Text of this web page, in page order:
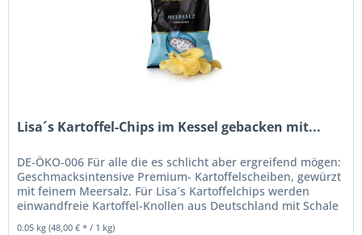
Lisa´s Kartoffel-Chips im Kessel gebacken mit...
DE-ÖKO-006 Für alle die es schlicht aber ergreifend mögen:
Geschmacksintensive Premium- Kartoffelscheiben, gewürzt
mit feinem Meersalz. Für Lisa´s Kartoffelchips werden
einwandfreie Kartoffel-Knollen aus Deutschland mit Schale
0.05 kg(48,00 € * / 1 kg)